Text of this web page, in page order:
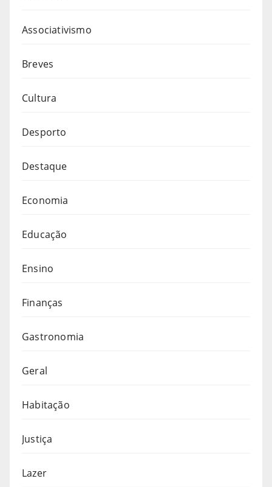
Associativismo
Breves
Cultura
Desporto
Destaque
Economia
Educação
Ensino
Finanças
Gastronomia
Geral
Habitação
Justiça
Lazer